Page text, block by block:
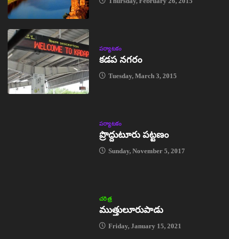
పర్యాటకం
కడప నగరం
Tuesday, March 3, 2015
పర్యాటకం
ప్రొద్దుటూరు పట్టణం
Sunday, November 5, 2017
చరిత్ర
ముత్తులూరుపాడు
Friday, January 15, 2021